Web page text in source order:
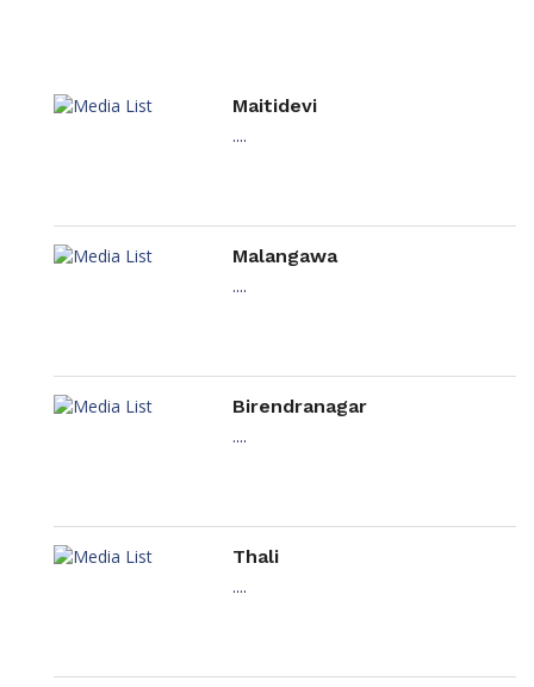
Maitidevi
....
Malangawa
....
Birendranagar
....
Thali
....